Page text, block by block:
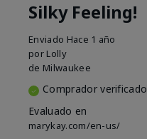
Silky Feeling!
Enviado Hace 1 año
por Lolly
de Milwaukee
Comprador verificado
Evaluado en
marykay.com/en-us/